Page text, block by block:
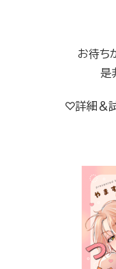
お待ち
是
♡詳細＆